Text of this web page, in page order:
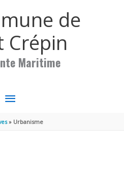
de
Crépin
Maritime
MENU
PRINCIPAL
Urbanisme